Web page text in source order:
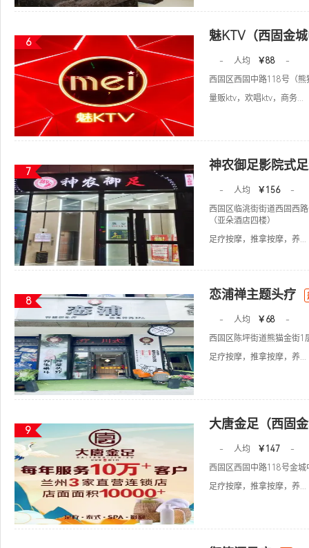
6 魅KTV（西固金
- 人均 ￥88
-
西固区西固中路118号（熊
量贩ktv，欢唱ktv，商务...
7 神农御足影院式
- 人均 ￥156
-
西固区临洮街街道西固西
（亚朵酒店四楼）
足疗按摩，推拿按摩，养...
8 恋浦禅主题头疗
- 人均 ￥68
-
西固区陈坪街道熊猫金街1
足疗按摩，推拿按摩，养...
9 大唐金足（西固
- 人均 ￥147
-
西固区西固中路118号金
足疗按摩，推拿按摩，养...